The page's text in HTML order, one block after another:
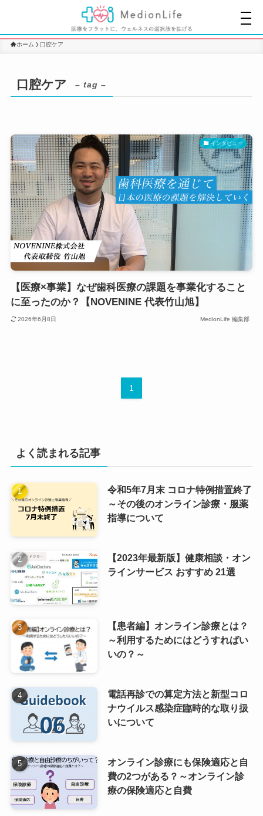
ホーム 口腔ケア
口腔ケア – tag –
インタビュー
【医療×事業】なぜ歯科医療の課題を事業化すること
に至ったのか？【NOVENINE 代表竹山旭】
2026年6月8日 MedionLife 編集部
1
よく読まれる記事
令和5年7月末 コロナ特例措置終了
～その後のオンライン診療・服薬
指導について
【2023年最新版】健康相談・オン
ラインサービス おすすめ 21選
【患者編】オンライン診療とは？
～利用するためにはどうすればい
いの？～
電話再診での算定方法と新型コロ
ナウイルス感染症臨時的な取り扱
いについて
オンライン診療にも保険適応と自
費の2つがある？～オンライン診
療の保険適応と自費